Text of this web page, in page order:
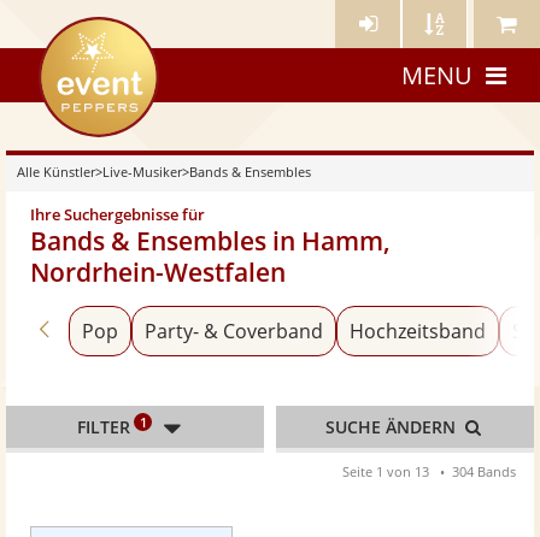
Künstler- Künstler Meine
eventpeppers
MENU
Alle Künstler>Live-Musiker>Bands & Ensembles
Ihre Suchergebnisse für
Bands & Ensembles in Hamm,
Nordrhein-Westfalen
Zurück zu «Live-Musiker»
Pop Party- & Coverband Hochzeitsband
FILTER 1 SUCHE ÄNDERN
Seite 1 von 13 304 Bands